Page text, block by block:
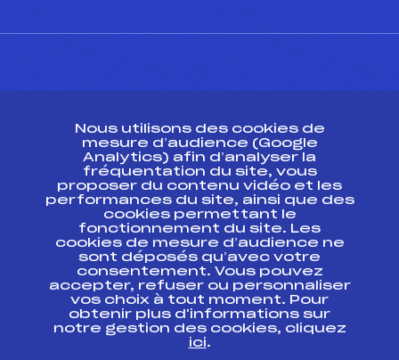
Ressources
Pass’Neige
Projet sportif fédéral
Projet de performance fédéral
Antidopage
Pôle Développement, Formation, Suivi
Scientifique
Listes ministérielles
Pôle vie de l’athlète
Enseignement professionnel
Nous utilisons des cookies de
mesure d’audience (Google
Analytics) afin d’analyser la
fréquentation du site, vous
proposer du contenu vidéo et les
performances du site, ainsi que des
cookies permettant le
fonctionnement du site. Les
cookies de mesure d’audience ne
sont déposés qu’avec votre
consentement. Vous pouvez
accepter, refuser ou personnaliser
vos choix à tout moment. Pour
obtenir plus d'informations sur
notre gestion des cookies, cliquez
ici.